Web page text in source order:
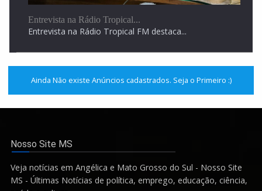
Entrevista na Rádio Tropical...
Entrevista na Rádio Tropical FM destaca...
Ainda Não existe Anúncios cadastrados. Seja o Primeiro :)
Veja notícias em Angélica e Mato Grosso do Sul - Nosso Site
MS - Últimas Notícias de política, emprego, educação, ciência,
saúde e cultura